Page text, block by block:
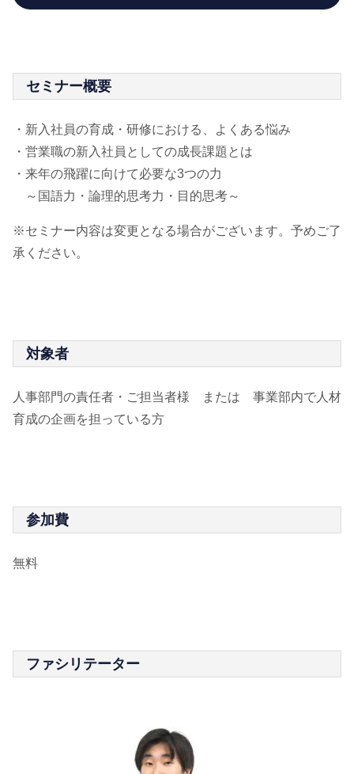
セミナー概要
・新入社員の育成・研修における、よくある悩み
・営業職の新入社員としての成長課題とは
・来年の飛躍に向けて必要な3つの力
～国語力・論理的思考力・目的思考～
※セミナー内容は変更となる場合がございます。予めご了
承ください。
対象者
人事部門の責任者・ご担当者様 または 事業部内で人材
育成の企画を担っている方
参加費
無料
ファシリテーター